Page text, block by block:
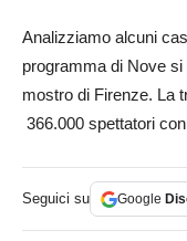
Analizziamo alcuni
programma di Nove
mostro di Firenze. La
366.000 spettatori
Seguici su Google